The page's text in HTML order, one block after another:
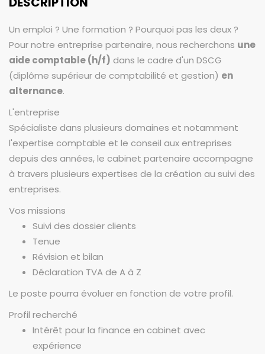
Un emploi ? Une formation ? Pourquoi pas les deux ?
Pour notre entreprise partenaire, nous recherchons une
aide comptable (h/f) dans le cadre d'un DSCG
(diplôme supérieur de comptabilité et gestion) en
alternance.
L'entreprise
Spécialiste dans plusieurs domaines et notamment
l'expertise comptable et le conseil aux entreprises
depuis des années, le cabinet partenaire accompagne
à travers plusieurs expertises de la création au suivi des
entreprises.
Vos missions
Suivi des dossier clients
Tenue
Révision et bilan
Déclaration TVA de A à Z
Le poste pourra évoluer en fonction de votre profil.
Profil recherché
Intérêt pour la finance en cabinet avec
expérience